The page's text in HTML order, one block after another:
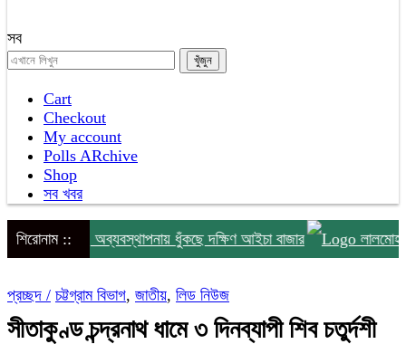
সব
Cart
Checkout
My account
Polls ARchive
Shop
সব খবর
শিরোনাম ::
নেই, অব্যবস্থাপনায় ধুঁকছে দক্ষিণ আইচা বাজার লালমোহনে
প্রচ্ছদ / চট্টগ্রাম বিভাগ, জাতীয়, লিড নিউজ
সীতাকুণ্ড চন্দ্রনাথ ধামে ৩ দিনব্যাপী শিব চতুর্দশী